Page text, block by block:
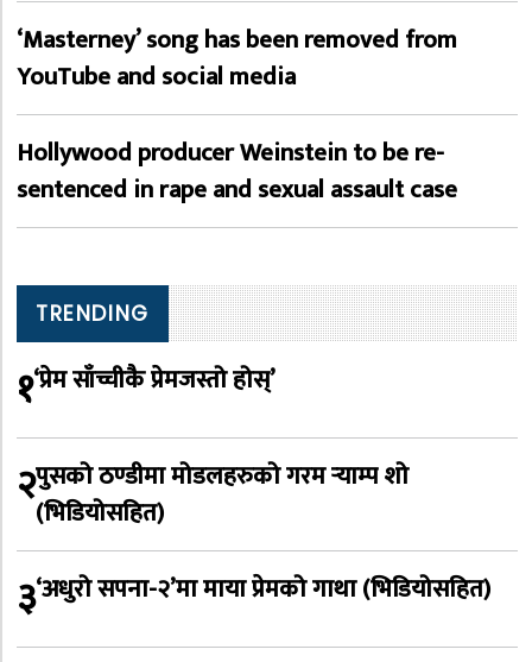
‘Masterney’ song has been removed from
YouTube and social media
Hollywood producer Weinstein to be re-
sentenced in rape and sexual assault case
TRENDING
१‘प्रेम साँच्चीकै प्रेमजस्तो होस्’
२पुसको ठण्डीमा मोडलहरुको गरम र्‍याम्प शो
(भिडियोसहित)
३‘अधुरो सपना-२’मा माया प्रेमको गाथा (भिडियोसहित)